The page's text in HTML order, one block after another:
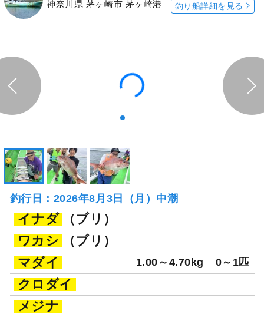
神奈川県 茅ヶ崎市 茅ヶ崎港 釣り船詳細を見る
釣行日：2026年8月3日（月）中潮
イナダ
（ブリ）
ワカシ
（ブリ）
マダイ
1.00～4.70kg 0～1匹
クロダイ
メジナ